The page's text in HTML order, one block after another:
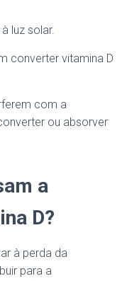
luz solar.
converter vitamina D
com a
ou absorver
a
D?
à perda da
para a